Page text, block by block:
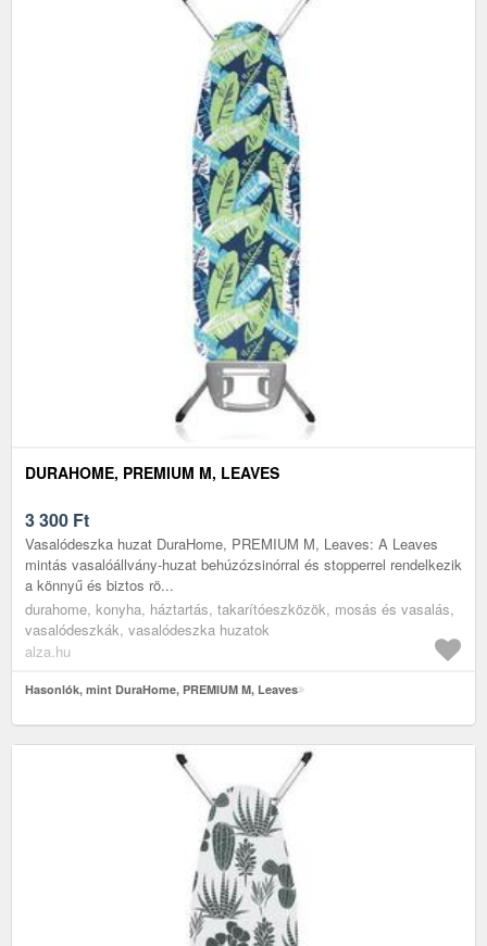
DURAHOME, PREMIUM M, LEAVES
3 300 Ft
Vasalódeszka huzat DuraHome, PREMIUM M, Leaves: A Leaves
mintás vasalóállvány-huzat behúzózsinórral és stopperrel rendelkezik
a könnyű és biztos rö...
durahome, konyha, háztartás, takarítóeszközök, mosás és vasalás,
vasalódeszkák, vasalódeszka huzatok
alza.hu
Hasonlók, mint DuraHome, PREMIUM M, Leaves